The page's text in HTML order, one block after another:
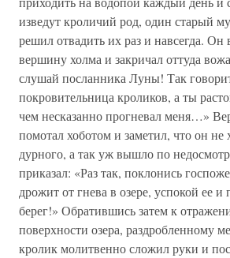
изведут кроличий род, один старый
решил отвадить их раз и навсегда. Он
вершину холма и закричал оттуда
слушай посланника Луны! Так
покровительница кроликов, а ты
чем несказанно прогневал меня…»
помотал хоботом и заметил, что он не
дурного, а так уж вышло по
приказал: «Раз так, поклонись
дрожит от гнева в озере, успокой ее и
берег!» Обратившись затем к
поверхности озера, раздробленному
кролик молитвенно сложил руки и